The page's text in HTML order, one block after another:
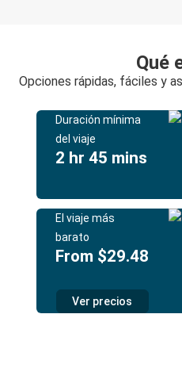
Qué
Opciones rápidas, fáciles y
Duración mínima
del viaje
2 hr 45 mins
El viaje más
barato
From $29.48
Ver precios